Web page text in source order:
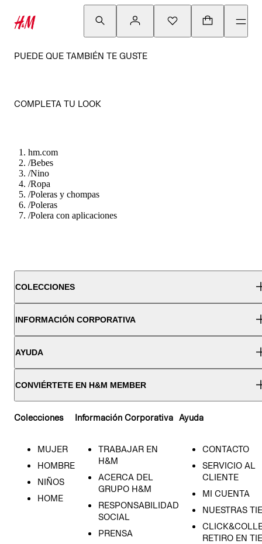
PUEDE QUE TAMBIÉN TE GUSTE
COMPLETA TU LOOK
hm.com
/Bebes
/Nino
/Ropa
/Poleras y chompas
/Poleras
/Polera con aplicaciones
COLECCIONES
INFORMACIÓN CORPORATIVA
AYUDA
CONVIÉRTETE EN H&M MEMBER
Colecciones
MUJER
HOMBRE
NIÑOS
HOME
Información Corporativa
TRABAJAR EN
H&M
ACERCA DEL
GRUPO H&M
RESPONSABILIDAD
SOCIAL
PRENSA
Ayuda
CONTACTO
SERVICIO AL
CLIENTE
MI CUENTA
NUESTRAS
RETIRO EN